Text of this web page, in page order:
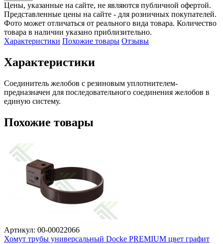
Цены, указанные на сайте, не являются публичной офертой.
Представленные цены на сайте - для розничных покупателей.
Фото может отличаться от реального вида товара. Количество
товара в наличии указано приблизительно.
Характеристики Похожие товары Отзывы
Характеристики
Соединитель желобов с резиновым уплотнителем-
предназначен для последовательного соединения желобов в
единую систему.
Похожие товары
Артикул: 00-00022066
Хомут трубы универсальный Docke PREMIUM цвет графит